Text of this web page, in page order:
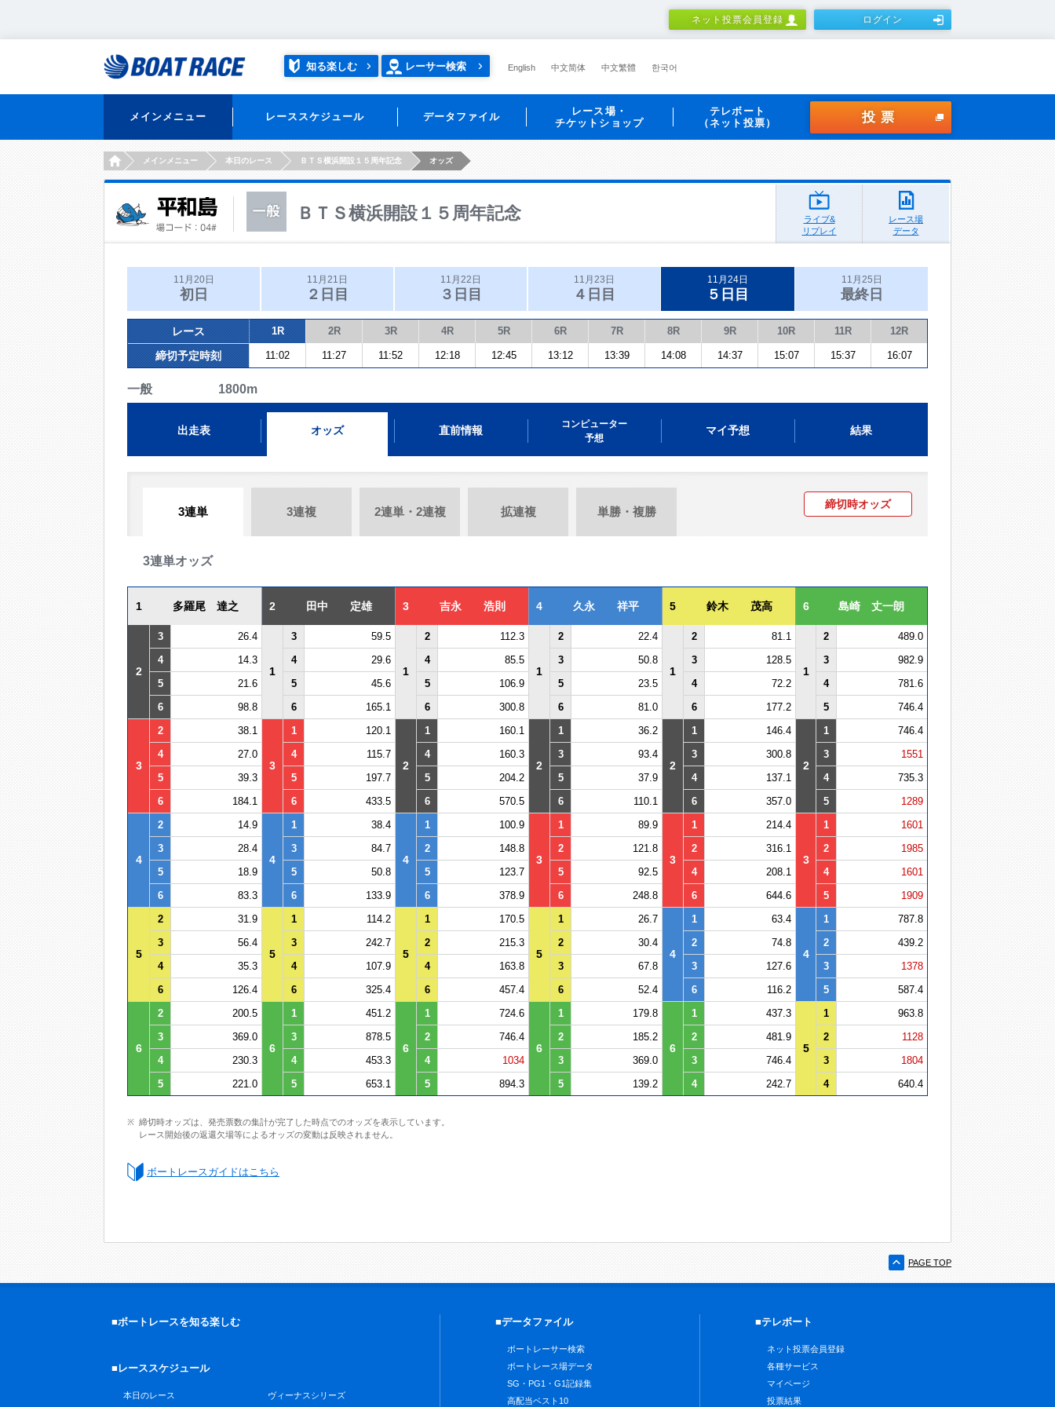
ネット投票会員登録 ログイン
知る楽しむ レーサー検索 English 中文简体 中文繁體 한국어
メインメニュー レーススケジュール データファイル
レース場・
チケットショップ
テレボート
（ネット投票）
投票
HOMEメインメニュー 本日のレース ＢＴＳ横浜開設１５周年記念 オッズ
ＢＴＳ横浜開設１５周年記念
ライブ&
リプレイ
レース場
データ
11月20日
初日
11月21日
２日目
11月22日
３日目
11月23日
４日目
11月24日
５日目
11月25日
最終日
レース 1R 2R 3R 4R 5R 6R 7R 8R 9R 10R 11R 12R
締切予定時刻 11:02 11:27 11:52 12:18 12:45 13:12 13:39 14:08 14:37 15:07 15:37 16:07
一般 1800m
出走表 オッズ 直前情報
コンピューター
予想
マイ予想 結果
3連単 3連複 2連単・2連複 拡連複 単勝・複勝
締切時オッズ
3連単オッズ
1 多羅尾 達之 2 田中 定雄 3 吉永 浩則 4 久永 祥平 5 鈴木 茂高 6 島崎 丈一朗
2
3 26.4
1
3 59.5
1
2 112.3
1
2 22.4
1
2 81.1
1
2
489.0
4
14.3 4 29.6 4 85.5 3 50.8 3 128.5 3
982.9
5
21.6 5 45.6 5 106.9 5 23.5 4 72.2 4
781.6
6
98.8 6 165.1 6 300.8 6 81.0 6 177.2 5 746.4
3
2 38.1
3
1 120.1
2
1 160.1
2
1 36.2
2
1 146.4
2
1
746.4
4
27.0 4 115.7 4 160.3 3 93.4 3 300.8 3
1551
5
39.3 5 197.7 5 204.2 5 37.9 4 137.1 4
735.3
6
184.1 6 433.5 6 570.5 6 110.1 6 357.0 5 1289
4
2 14.9
4
1 38.4
4
1 100.9
3
1 89.9
3
1 214.4
3
1
1601
3
28.4 3 84.7 2 148.8 2 121.8 2 316.1 2
1985
5
18.9 5 50.8 5 123.7 5 92.5 4 208.1 4
1601
6
83.3 6 133.9 6 378.9 6 248.8 6 644.6 5 1909
5
2 31.9
5
1 114.2
5
1 170.5
5
1 26.7
4
1 63.4
4
1
787.8
3
56.4 3 242.7 2 215.3 2 30.4 2 74.8 2
439.2
4
35.3 4 107.9 4 163.8 3 67.8 3 127.6 3
1378
6
126.4 6 325.4 6 457.4 6 52.4 6 116.2 5 587.4
6
2 200.5
6
1 451.2
6
1 724.6
6
1 179.8
6
1 437.3
5
1
963.8
3
369.0 3 878.5 2 746.4 2 185.2 2 481.9 2
1128
4
230.3 4 453.3 4 1034 3 369.0 3 746.4 3
1804
5
221.0 5 653.1 5 894.3 5 139.2 4 242.7 4 640.4
締切時オッズは、発売票数の集計が完了した時点でのオッズを表示しています。
レース開始後の返還欠場等によるオッズの変動は反映されません。
ボートレースガイドはこちら
PAGE TOP
■ボートレースを知る楽しむ
■レーススケジュール
本日のレース ヴィーナスシリーズ
■データファイル
ボートレーサー検索
ボートレース場データ
SG・PG1・G1記録集
高配当ベスト10
■テレボート
ネット投票会員登録
各種サービス
マイページ
投票結果